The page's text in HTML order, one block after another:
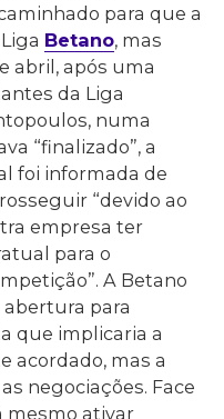
para que a
Betano, mas
abril, após uma
da Liga
numa
“finalizado”, a
foi informada de
“devido ao
empresa ter
para o
A Betano
para
que implicaria a
acordado, mas a
negociações. Face
mesmo ativar